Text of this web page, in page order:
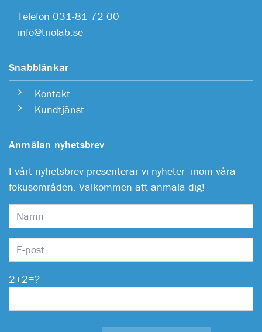
Telefon 031-81 72 00
info@triolab.se
Snabblänkar
Kontakt
Kundtjänst
Anmälan nyhetsbrev
I vårt nyhetsbrev presenterar vi nyheter inom våra
fokusområden. Välkommen att anmäla dig!
2+2=?